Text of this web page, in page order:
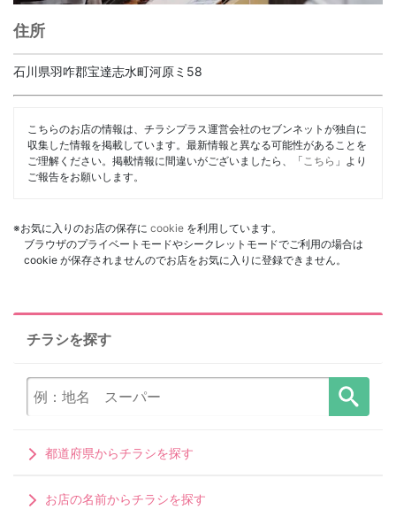
住所
石川県羽咋郡宝達志水町河原ミ58
こちらのお店の情報は、チラシプラス運営会社のセブンネットが独自に
収集した情報を掲載しています。最新情報と異なる可能性があることを
ご理解ください。掲載情報に間違いがございましたら、「 こちら 」より
ご報告をお願いします。
※お気に入りのお店の保存に cookie を利用しています。
ブラウザのプライベートモードやシークレットモードでご利用の場合は
cookie が保存されませんのでお店をお気に入りに登録できません。
チラシを探す
都道府県からチラシを探す
お店の名前からチラシを探す